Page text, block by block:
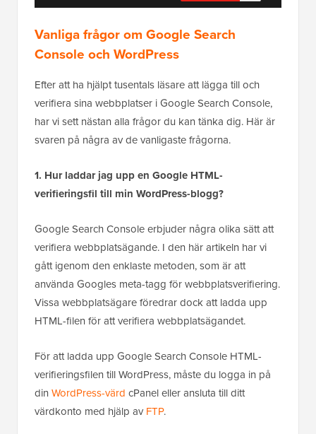
Vanliga frågor om Google Search
Console och WordPress
Efter att ha hjälpt tusentals läsare att lägga till och
verifiera sina webbplatser i Google Search Console,
har vi sett nästan alla frågor du kan tänka dig. Här är
svaren på några av de vanligaste frågorna.
1. Hur laddar jag upp en Google HTML-
verifieringsfil till min WordPress-blogg?
Google Search Console erbjuder några olika sätt att
verifiera webbplatsägande. I den här artikeln har vi
gått igenom den enklaste metoden, som är att
använda Googles meta-tagg för webbplatsverifiering.
Vissa webbplatsägare föredrar dock att ladda upp
HTML-filen för att verifiera webbplatsägandet.
För att ladda upp Google Search Console HTML-
verifieringsfilen till WordPress, måste du logga in på
din WordPress-värd cPanel eller ansluta till ditt
värdkonto med hjälp av FTP.